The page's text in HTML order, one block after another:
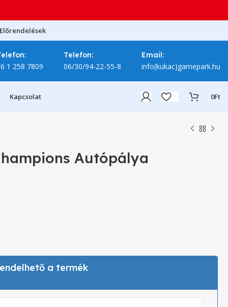
Előrendelések
1 258 7809
Telefon:
06/30/94-22-55-8
Email:
info(kukac)gamepark.hu
Kapcsolat 0Ft
Autópálya
a termék